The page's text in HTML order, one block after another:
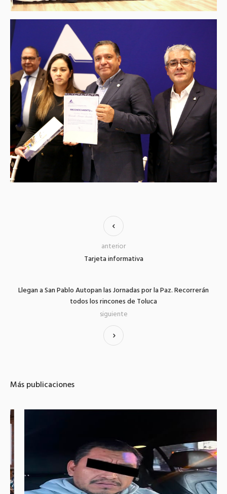
Tarjeta informativa
anterior
Llegan a San Pablo Autopan las Jornadas por la Paz. Recorrerán
todos los rincones de Toluca
siguiente
Más publicaciones